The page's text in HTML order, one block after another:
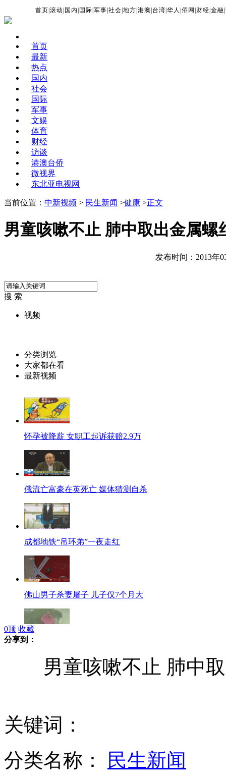
首页 |滚动 国内 国际 |军事 |社会 |地方 |港澳 台湾 |华人 |侨网 财经 |金融 |
首页
最新
热点
国内
社会
国际
军事
文娱
体育
财经
访谈
港澳台侨
微视界
东北亚电视网
当前位置： 中新视频 > 民生新闻 >健康 >正文
男童咳嗽不止 肺中取出金属螺
发布时间：2013年
搜 索
视频
分类浏览
大家都在看
最新视频
怀孕被降薪 女职工起诉获赔2.9万
俄流亡富豪在英死亡 媒体猜测自杀
成都地铁“吊环弟”一夜走红
佛山男子杀妻屠子 儿子仅7个月大
记者暗访代孕妈妈来源复杂年龄很轻
0顶 收藏
分享到：
男童咳嗽不止 肺中取
关键词：
分类名称：
民生新闻